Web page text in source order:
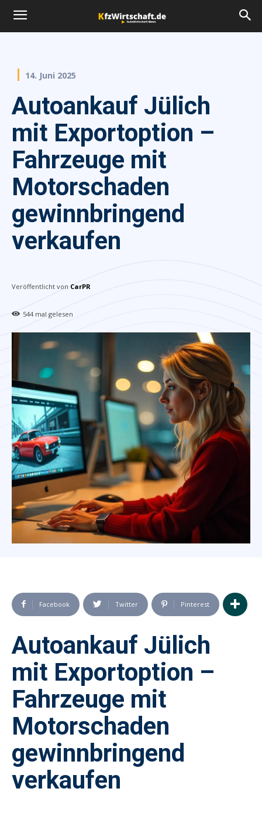
14. Juni 2025
Autoankauf Jülich
mit Exportoption –
Fahrzeuge mit
Motorschaden
gewinnbringend
verkaufen
Veröffentlicht von CarPR
544 mal gelesen
Facebook Twitter Pinterest
Autoankauf Jülich
mit Exportoption –
Fahrzeuge mit
Motorschaden
gewinnbringend
verkaufen